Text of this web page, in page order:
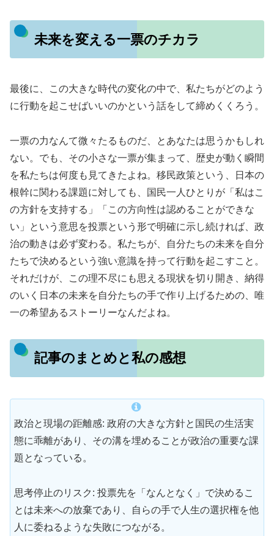
未来を変える一票のチカラ
最後に、この大きな時代の変化の中で、私たちがどのよう
に行動を起こせばいいのかという話をして締めくくろう。
一票の力なんて微々たるものだ、とあなたは思うかもしれ
ない。でも、その小さな一票が集まって、歴史が動く瞬間
を私たちは何度も見てきたよね。移民政策という、日本の
根幹に関わる課題に対しても、国民一人ひとりが「私はこ
の方針を支持する」「この方向性は認めることができな
い」という意思を投票という形で明確に示し続ければ、政
治の動きは必ず変わる。私たちが、自分たちの未来を自分
たちで決めるという強い意識を持って行動を起こすこと。
それだけが、この理不尽にも思える現状を切り開き、納得
のいく日本の未来を自分たちの手で作り上げるための、唯
一の希望あるストーリーなんだよね。
記事のまとめと私の感想
政治と現場の距離感: 政府の大きな方針と国民の生活実
態に乖離があり、その溝を埋めることが政治の重要な課
題となっている。
思考停止のリスク: 投票先を「なんとなく」で決めるこ
とは未来への放棄であり、自らの手で人生の選択権を他
人に委ねるような失敗につながる。